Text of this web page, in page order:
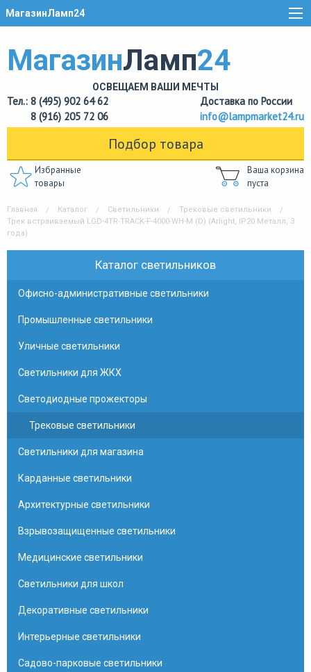
МагазинЛамп24
МагазинЛамп24
ОСВЕЩАЕМ ВАШИ МЕЧТЫ
Тел.: 8 (495) 902 64 62
8 (916) 205 72 06
Доставка по России
info@lampmarket24.ru
Подбор товара
Избранные
товары
Ваша корзина
пуста
Главная Каталог Светильники
Трековые светильники
Трек встраиваемый LGD-4TR-TRACK-F-4000-WH-M (D) (Arlight, IP20 Металл, 3
года)
Каталог светильников
Офисно-административные светильники
Промышленные светильники
Уличные светильники
Светильники для ЖКХ
Светодиодные прожекторы
Трековые светильники
Светильники для магазина
Карданные светильники
Архитектурные светильники
Взрывозащищенные светильники
Медицинские светильники
Светильники для школ
Декоративные светильники
Интерьерные светильники
Садово-парковые светильники